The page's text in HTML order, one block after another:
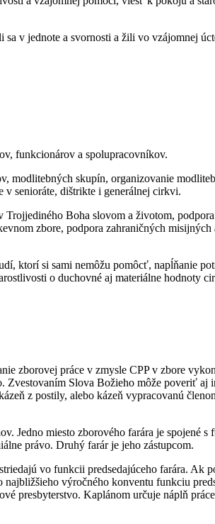
v jednote a svornosti a žili vo vzájomnej
funkcionárov a spolupracovníkov.
modlitebných skupín, organizovanie
senioráte, dištrikte i generálnej cirkvi.
Boha slovom a životom,
zbore, podpora zahraničných misijných
ktorí si sami nemôžu pomôcť, napĺňanie
o duchovné aj materiálne hodnoty
zborovej práce v zmysle CPP v zbore
Zvestovaním Slova Božieho môže poveriť aj
z postily, alebo kázeň vypracovanú
Jedno miesto zborového farára je spojené s
právo. Druhý farár je jeho zástupcom.
vo funkcii predsedajúceho farára. Ak
výročného konventu funkciu
presbyterstvo. Kaplánom určuje náplň práce